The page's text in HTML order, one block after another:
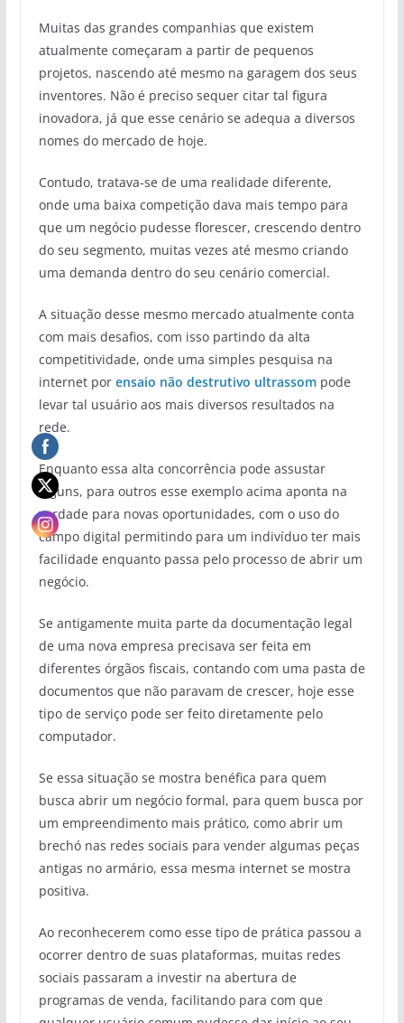
Muitas das grandes companhias que existem
atualmente começaram a partir de pequenos
projetos, nascendo até mesmo na garagem dos seus
inventores. Não é preciso sequer citar tal figura
inovadora, já que esse cenário se adequa a diversos
nomes do mercado de hoje.
Contudo, tratava-se de uma realidade diferente,
onde uma baixa competição dava mais tempo para
que um negócio pudesse florescer, crescendo dentro
do seu segmento, muitas vezes até mesmo criando
uma demanda dentro do seu cenário comercial.
A situação desse mesmo mercado atualmente conta
com mais desafios, com isso partindo da alta
competitividade, onde uma simples pesquisa na
internet por ensaio não destrutivo ultrassompode
levar tal usuário aos mais diversos resultados na
rede.
Enquanto essa alta concorrência pode assustar
alguns, para outros esse exemplo acima aponta na
verdade para novas oportunidades, com o uso do
campo digital permitindo para um indivíduo ter mais
facilidade enquanto passa pelo processo de abrir um
negócio.
Se antigamente muita parte da documentação legal
de uma nova empresa precisava ser feita em
diferentes órgãos fiscais, contando com uma pasta de
documentos que não paravam de crescer, hoje esse
tipo de serviço pode ser feito diretamente pelo
computador.
Se essa situação se mostra benéfica para quem
busca abrir um negócio formal, para quem busca por
um empreendimento mais prático, como abrir um
brechó nas redes sociais para vender algumas peças
antigas no armário, essa mesma internet se mostra
positiva.
Ao reconhecerem como esse tipo de prática passou a
ocorrer dentro de suas plataformas, muitas redes
sociais passaram a investir na abertura de
programas de venda, facilitando para com que